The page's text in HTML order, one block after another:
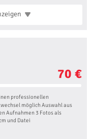
70 €
professionellen
möglich Auswahl aus
Aufnahmen 3 Fotos als
und Datei